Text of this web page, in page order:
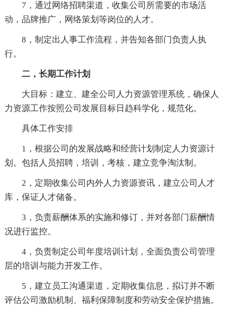
7，通过网络招聘渠道，收集公司所需要的市场活
动，品牌推广，网络策划等岗位的人才。
8，制定出人事工作流程，并告知各部门负责人执
行。
二，长期工作计划
大目标：建立、建全公司人力资源管理系统，确保人
力资源工作按照公司发展目标日趋科学化，规范化。
具体工作安排
1，根据公司的发展战略和经营计划制定人力资源计
划。包括人员招聘，培训，考核，建立竞争淘汰制。
2，定期收集公司内外人力资源资讯，建立公司人才
库，保证人才储备。
3，负责薪酬体系的实施和修订，并对各部门薪酬情
况进行监控。
4，负责制定公司年度培训计划，全面负责公司管理
层的培训与能力开发工作。
5，建立员工沟通渠道，定期收集信息，拟订并不断
评估公司激励机制、福利保障制度和劳动安全保护措施。